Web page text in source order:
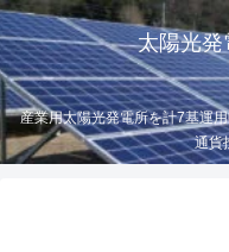
太陽光発
産業用太陽光発電所を計7基運
通貨